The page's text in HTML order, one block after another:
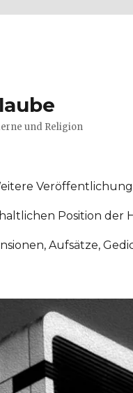
und Religion
Position der
Aufsätze,